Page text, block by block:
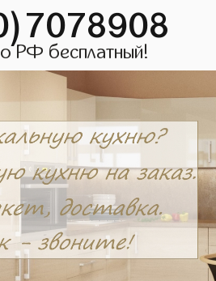
РФ бесплатный!